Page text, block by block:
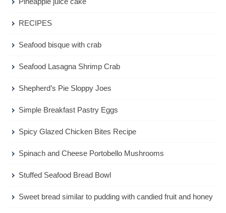
RECIPES
Seafood bisque with crab
Seafood Lasagna Shrimp Crab
Shepherd’s Pie Sloppy Joes
Simple Breakfast Pastry Eggs
Spicy Glazed Chicken Bites Recipe
Spinach and Cheese Portobello Mushrooms
Stuffed Seafood Bread Bowl
Sweet bread similar to pudding with candied fruit and honey